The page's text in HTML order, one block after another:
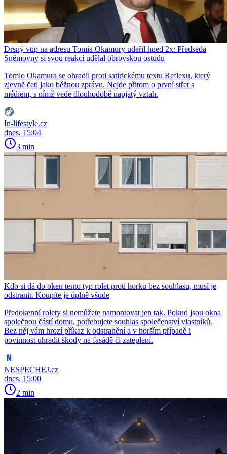
Drsný vtip na adresu Tomia Okamury udeřil hned 2x: Předseda
Sněmovny si svou reakcí udělal obrovskou ostudu
Tomio Okamura se ohradil proti satirickému textu Reflexu, který
zjevně četl jako běžnou zprávu. Nejde přitom o první střet s
médiem, s nímž vede dlouhodobě napjatý vztah.
In-lifestyle.cz
dnes, 15:04
3 min
Kdo si dá do oken tento typ rolet proti horku bez souhlasu, musí je
odstranit. Koupíte je úplně všude
Předokenní rolety si nemůžete namontovat jen tak. Pokud jsou okna
společnou částí domu, potřebujete souhlas společenství vlastníků.
Bez něj vám hrozí příkaz k odstranění a v horším případě i
povinnost uhradit škody na fasádě či zateplení.
NESPECHEJ.cz
dnes, 15:00
2 min